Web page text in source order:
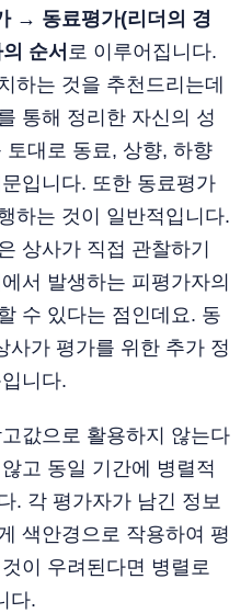
→ 동료평가(리더의 경
순서 로 이루어집니다.
하는 것을 추천드리는데
통해 정리한 자신의 성
대로 동료, 상향, 하향
입니다. 또한 동료평가
하는 것이 일반적입니다.
상사가 직접 관찰하기
서 발생하는 피평가자의
수 있다는 점인데요. 동
사가 평가를 위한 추가 정
니다.
값으로 활용하지 않는다
고 동일 기간에 병렬적
. 각 평가자가 남긴 정보
색안경으로 작용하여 평
이 우려된다면 병렬로
다.